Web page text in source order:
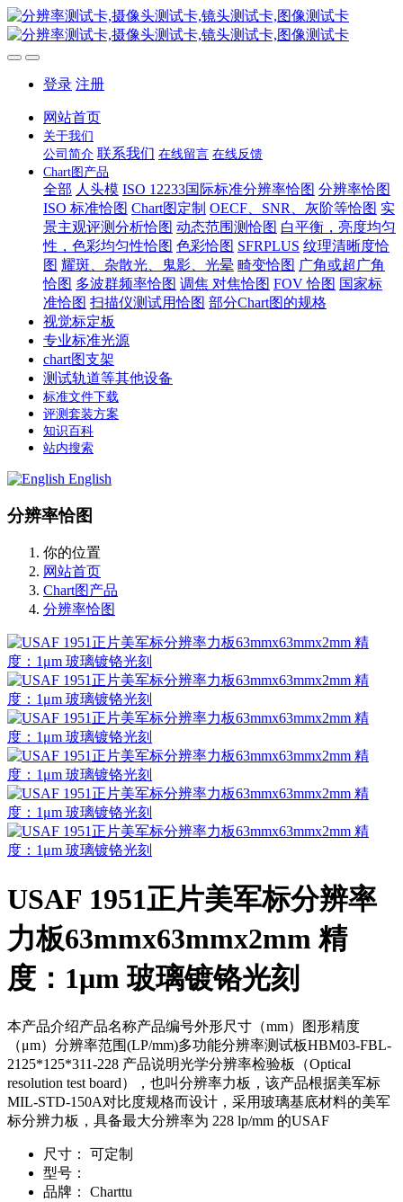
登录 注册
网站首页
关于我们
公司简介 联系我们 在线留言 在线反馈
Chart图产品
全部 人头模 ISO 12233国际标准分辨率恰图 分辨率恰图
ISO 标准恰图 Chart图定制 OECF、SNR、灰阶等恰图 实
景主观评测分析恰图 动态范围测恰图 白平衡，亮度均匀
性，色彩均匀性恰图 色彩恰图 SFRPLUS 纹理清晰度恰
图 耀斑、杂散光、鬼影、光晕 畸变恰图 广角或超广角
恰图 多波群频率恰图 调焦 对焦恰图 FOV 恰图 国家标
准恰图 扫描仪测试用恰图 部分Chart图的规格
视觉标定板
专业标准光源
chart图支架
测试轨道等其他设备
标准文件下载
评测套装方案
知识百科
站内搜索
English
分辨率恰图
你的位置
网站首页
Chart图产品
分辨率恰图
USAF 1951正片美军标分辨率
力板63mmx63mmx2mm 精
度：1μm 玻璃镀铬光刻
本产品介绍产品名称产品编号外形尺寸（mm）图形精度
（μm）分辨率范围(LP/mm)多功能分辨率测试板HBM03-FBL-
2125*125*311-228 产品说明光学分辨率检验板（Optical
resolution test board），也叫分辨率力板，该产品根据美军标
MIL-STD-150A对比度规格而设计，采用玻璃基底材料的美军
标分辨力板，具备最大分辨率为 228 lp/mm 的USAF
尺寸：
可定制
型号：
品牌：
Charttu